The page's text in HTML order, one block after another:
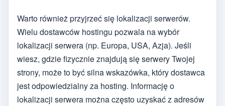
Warto również przyjrzeć się lokalizacji serwerów.
Wielu dostawców hostingu pozwala na wybór
lokalizacji serwera (np. Europa, USA, Azja). Jeśli
wiesz, gdzie fizycznie znajdują się serwery Twojej
strony, może to być silna wskazówka, który dostawca
jest odpowiedzialny za hosting. Informację o
lokalizacji serwera można często uzyskać z adresów